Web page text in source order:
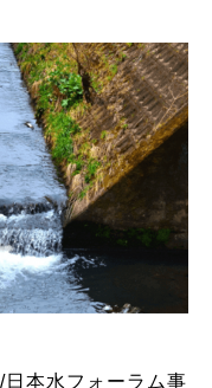
本水フォーラム事